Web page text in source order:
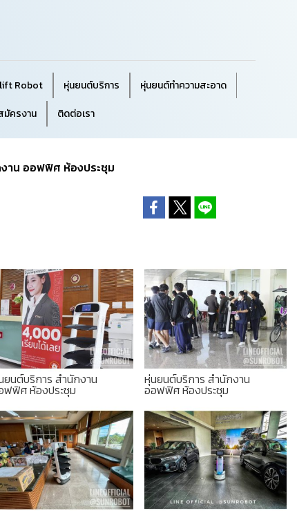
Robot หุ่นยนต์บริการ
หุ่นยนต์ทำความสะอาด
มัครงาน ติดต่อเรา
าน ออฟฟิศ ห้องประชุม
ยนต์บริการ สำนักงาน
ฟฟิศ ห้องประชุม
หุ่นยนต์บริการ สำนักงาน
ออฟฟิศ ห้องประชุม